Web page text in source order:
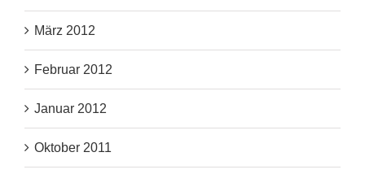
März 2012
Februar 2012
Januar 2012
Oktober 2011